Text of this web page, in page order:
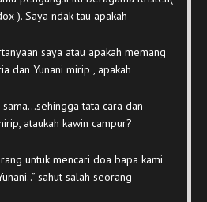
). Saya ndak tau apakah
saya atau apakah memang
dan Yunani mirip , apakah
tata cara dan
ataukah kawin campur?
untuk mencari doa bapa kami
sahut salah seorang